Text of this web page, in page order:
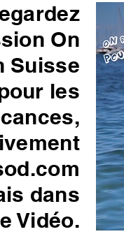
On
Suisse
les
dans
Vidéo.